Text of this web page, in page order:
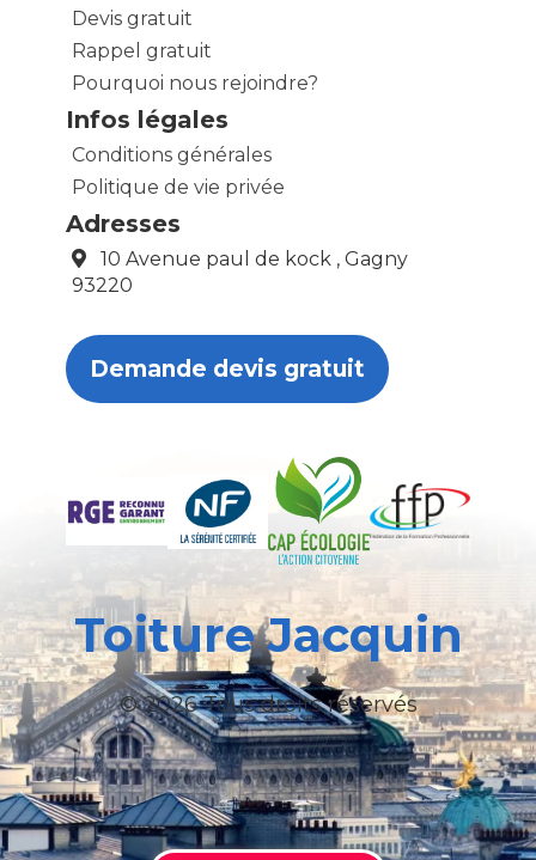
Devis gratuit
Rappel gratuit
Pourquoi nous rejoindre?
Infos légales
Conditions générales
Politique de vie privée
Adresses
10 Avenue paul de kock , Gagny
93220
Demande devis gratuit
Toiture Jacquin
© 2026 Tous droits réservés